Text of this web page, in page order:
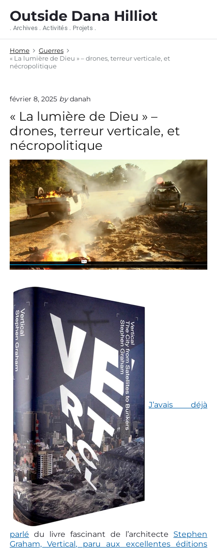
Outside Dana Hilliot
. Archives . Activités . Projets .
Home
Guerres
« La lumière de Dieu » – drones, terreur verticale, et
nécropolitique
février 8, 2025 by danah
« La lumière de Dieu » –
drones, terreur verticale, et
nécropolitique
J’avais déjà
parlé du livre fascinant de l’architecte Stephen
Graham, Vertical, paru aux excellentes éditions